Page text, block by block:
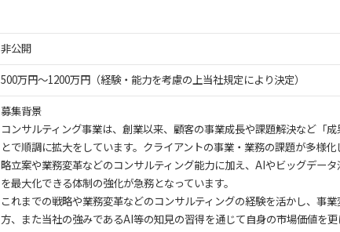
非公開
500万円〜1200万円（経験・能力を考慮の上当社規定により決定）
募集背景
コンサルティング事業は、創業以来、顧客の事業成長や課題解決など「
とで順調に拡大をしています。クライアントの事業・業務の課題が多様
略立案や業務変革などのコンサルティング能力に加え、AIやビッグデー
を最大化できる体制の強化が急務となっています。
これまでの戦略や業務変革などのコンサルティングの経験を活かし、事
方、また当社の強みであるAI等の知見の習得を通じて自身の市場価値を